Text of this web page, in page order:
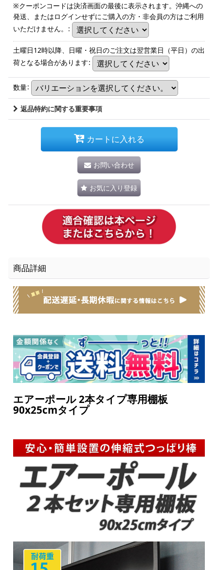
※クーポンコードは決済画面の最後に表示されます。沖縄への
発送、またはログインせずにご購入の方・非会員の方はご利用
いただけません。 :
土曜日12時以降、日曜・祝日のご注文は翌営業日（平日）の出
荷となる場合があります:
数量:
返品特約に関する重要事項
カートに入れる
お問い合わせ
お気に入り登録
商品詳細
エアーポール 2本タイプ専用棚板
90x25cmタイプ